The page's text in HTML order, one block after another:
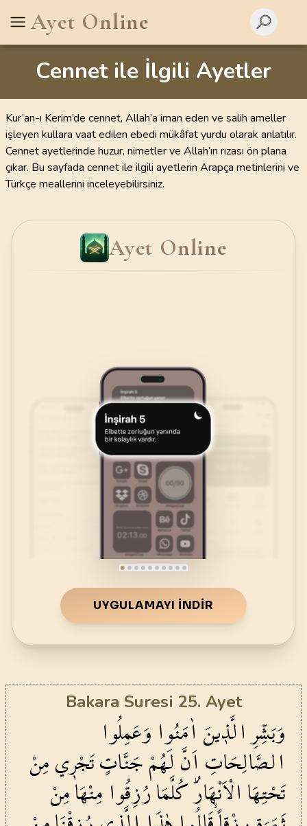
Ayet Online
Cennet ile İlgili Ayetler
Kur’an-ı Kerim’de cennet, Allah’a iman eden ve salih ameller
işleyen kullara vaat edilen ebedi mükâfat yurdu olarak anlatılır.
Cennet ayetlerinde huzur, nimetler ve Allah’ın rızası ön plana
çıkar. Bu sayfada cennet ile ilgili ayetlerin Arapça metinlerini ve
Türkçe meallerini inceleyebilirsiniz.
Ayet Online
UYGULAMAYI İNDIR
Bakara Suresi 25. Ayet
وَبَشِّرِالَّذ۪ينَ اٰمَنُوا وَعَمِلُوا
الصَّالِحَاتِ اَنَّلَهُمْجَنَّاتٍتَجْر۪يمِنْ
تَحْتِهَاالْاَنْهَارُۜكُلَّمَارُزِقُوا مِنْهَامِنْ